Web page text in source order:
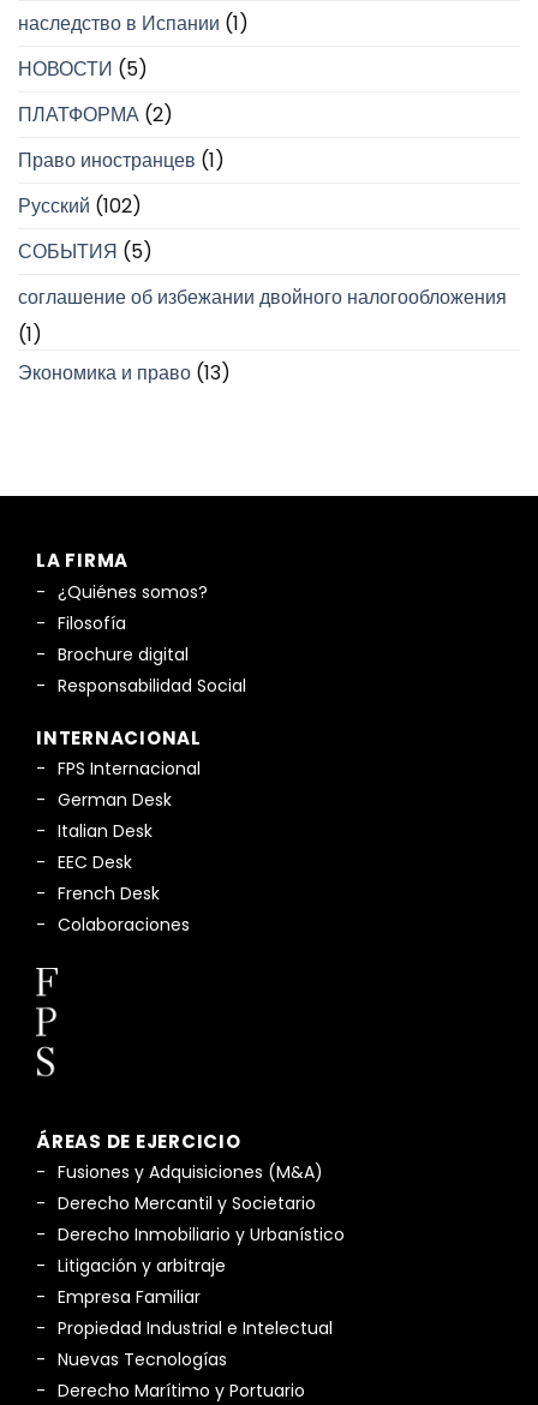
наследство в Испании (1)
НОВОСТИ (5)
ПЛАТФОРМА (2)
Право иностранцев (1)
Русский (102)
СОБЫТИЯ (5)
соглашение об избежании двойного налогообложения
(1)
Экономика и право (13)
LA FIRMA
¿Quiénes somos?
Filosofía
Brochure digital
Responsabilidad Social
INTERNACIONAL
FPS Internacional
German Desk
Italian Desk
EEC Desk
French Desk
Colaboraciones
ÁREAS DE EJERCICIO
Fusiones y Adquisiciones (M&A)
Derecho Mercantil y Societario
Derecho Inmobiliario y Urbanístico
Litigación y arbitraje
Empresa Familiar
Propiedad Industrial e Intelectual
Nuevas Tecnologías
Derecho Marítimo y Portuario